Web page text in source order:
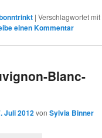
|Verschlagwortet mit
einen Kommentar
Blanc-
Juli 2012vonSylvia Binner